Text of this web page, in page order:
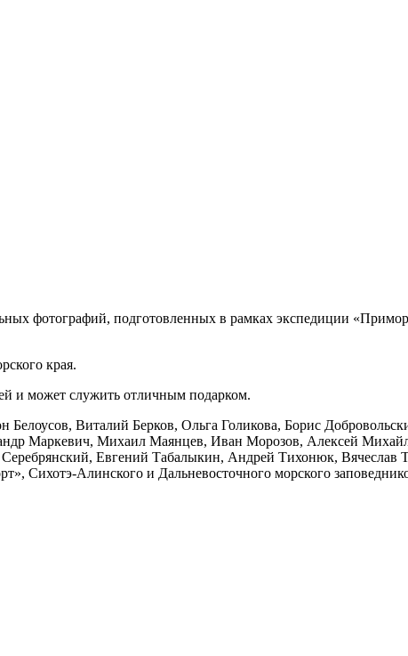
фотографий, подготовленных в рамках экспедиции
края.
и может служить отличным подарком.
Белоусов, Виталий Берков, Ольга Голикова, Борис
Маркевич, Михаил Маянцев, Иван Морозов, Алексей
Евгений Табалыкин, Андрей Тихонюк, Вячеслав
Сихотэ-Алинского и Дальневосточного морского